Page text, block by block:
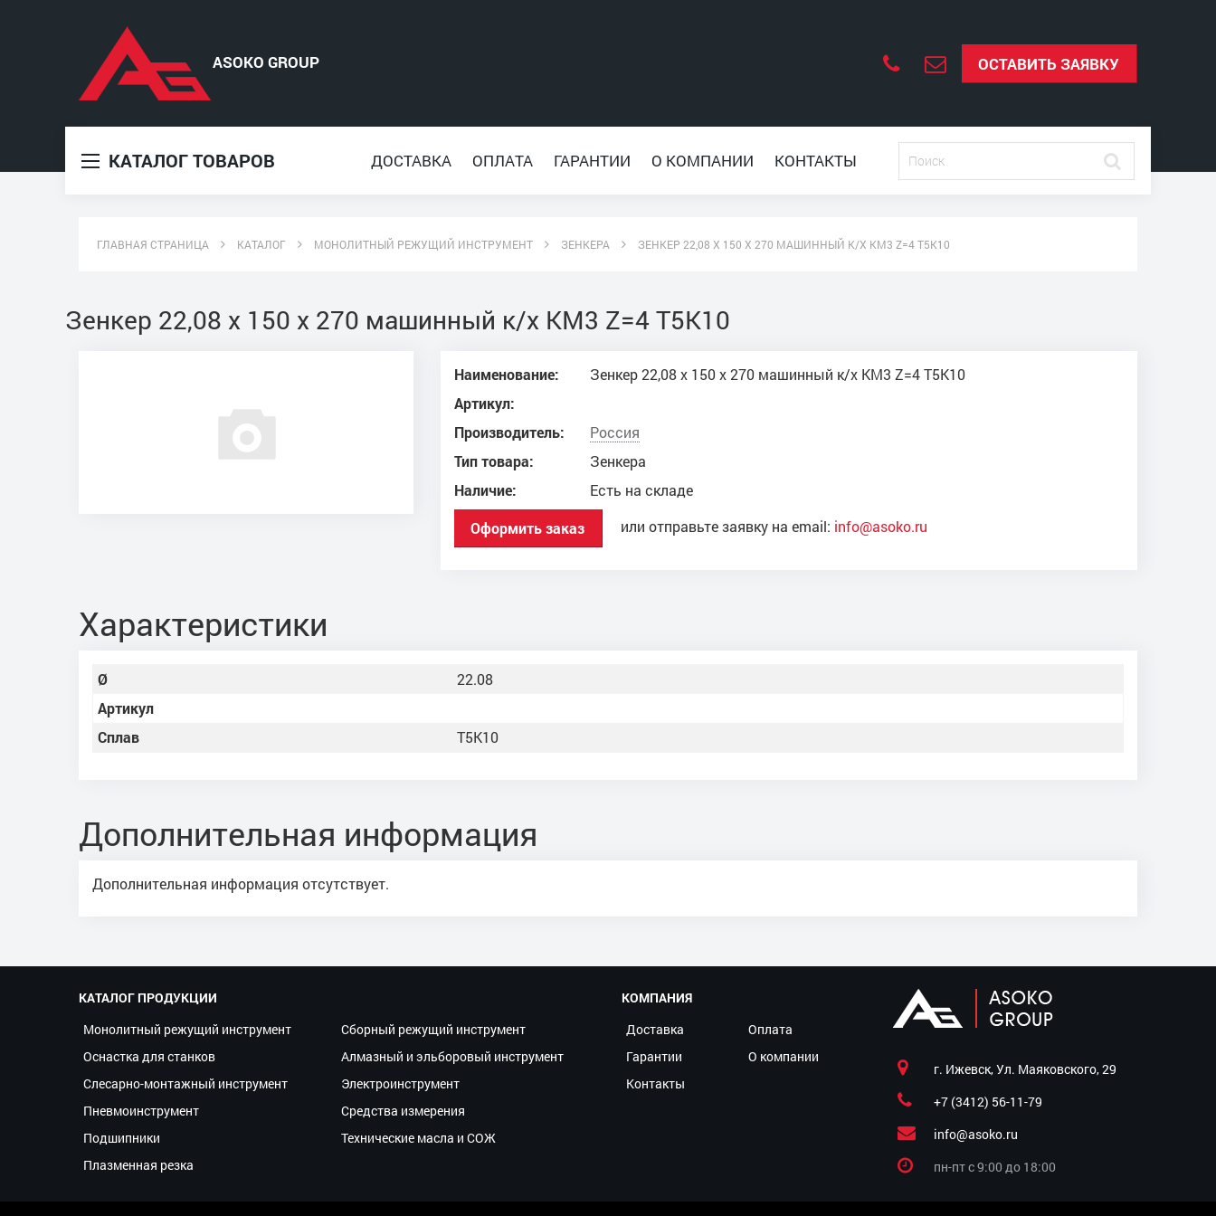
ОСТАВИТЬ ЗАЯВКУ
КАТАЛОГ ТОВАРОВ ДОСТАВКА ОПЛАТА ГАРАНТИИ О КОМПАНИИ КОНТАКТЫ
ГЛАВНАЯ СТРАНИЦА КАТАЛОГ МОНОЛИТНЫЙ РЕЖУЩИЙ ИНСТРУМЕНТ ЗЕНКЕРА ЗЕНКЕР 22,08 Х 150 Х 270 МАШИННЫЙ К/Х КМ3 Z=4 Т5К10
Зенкер 22,08 х 150 х 270 машинный к/х КМ3 Z=4 Т5К10
Наименование:
Зенкер 22,08 х 150 х 270 машинный к/х КМ3 Z=4 Т5К10
Артикул:
Производитель:
Россия
Тип товара:
Зенкера
Наличие:
Есть на складе
Оформить заказ или отправьте заявку на email: info@asoko.ru
Характеристики
Ø
22.08
Артикул
Сплав
Т5К10
Дополнительная информация
Дополнительная информация отсутствует.
КАТАЛОГ ПРОДУКЦИИ
Монолитный режущий инструмент
Сборный режущий инструмент
Оснастка для станков
Алмазный и эльборовый инструмент
Слесарно-монтажный инструмент
Электроинструмент
Пневмоинструмент
Средства измерения
Подшипники
Технические масла и СОЖ
Плазменная резка
КОМПАНИЯ
Доставка
Оплата
Гарантии
О компании
Контакты
г. Ижевск, Ул. Маяковского, 29
+7 (3412) 56-11-79
info@asoko.ru
пн-пт c 9:00 до 18:00